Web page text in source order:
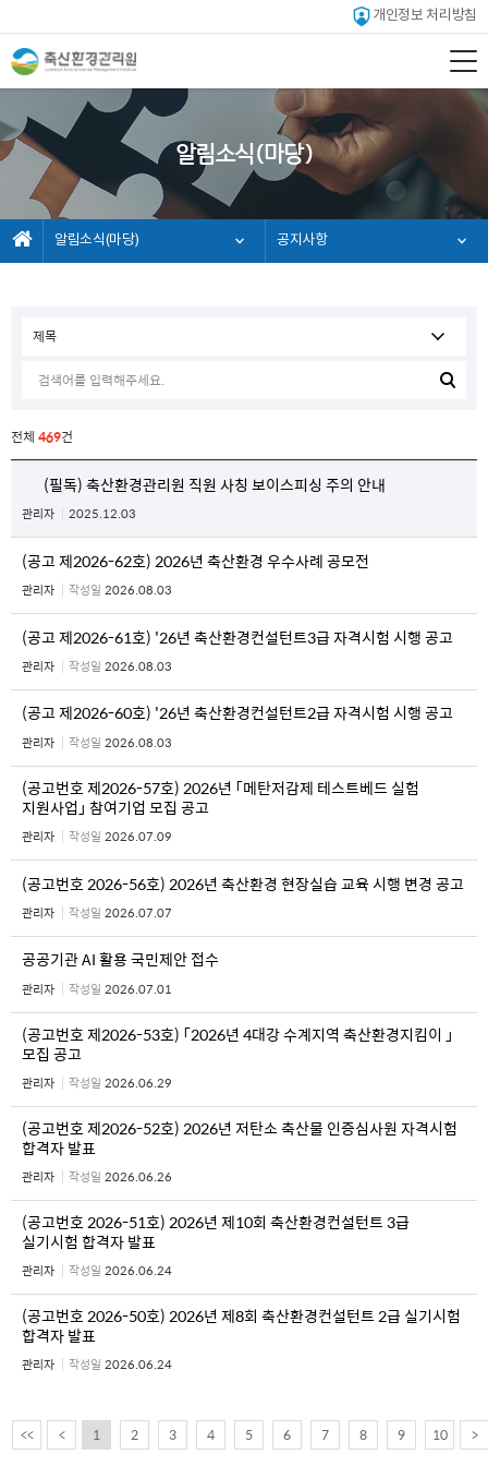
개인정보 처리방침
알림소식(마당)
알림소식(마당) 공지사항
전체 469건
(필독) 축산환경관리원 직원 사칭 보이스피싱 주의 안내
관리자 2025.12.03
(공고 제2026-62호) 2026년 축산환경 우수사례 공모전
관리자 작성일 2026.08.03
(공고 제2026-61호) '26년 축산환경컨설턴트3급 자격시험 시행 공고
관리자 작성일 2026.08.03
(공고 제2026-60호) '26년 축산환경컨설턴트2급 자격시험 시행 공고
관리자 작성일 2026.08.03
(공고번호 제2026-57호) 2026년 「메탄저감제 테스트베드 실험
지원사업」 참여기업 모집 공고
관리자 작성일 2026.07.09
(공고번호 2026-56호) 2026년 축산환경 현장실습 교육 시행 변경 공고
관리자 작성일 2026.07.07
공공기관 AI 활용 국민제안 접수
관리자 작성일 2026.07.01
(공고번호 제2026-53호) 「2026년 4대강 수계지역 축산환경지킴이 」
모집 공고
관리자 작성일 2026.06.29
(공고번호 제2026-52호) 2026년 저탄소 축산물 인증심사원 자격시험
합격자 발표
관리자 작성일 2026.06.26
(공고번호 2026-51호) 2026년 제10회 축산환경컨설턴트 3급
실기시험 합격자 발표
관리자 작성일 2026.06.24
(공고번호 2026-50호) 2026년 제8회 축산환경컨설턴트 2급 실기시험
합격자 발표
관리자 작성일 2026.06.24
<< < 1 2 3 4 5 6 7 8 9 10 >